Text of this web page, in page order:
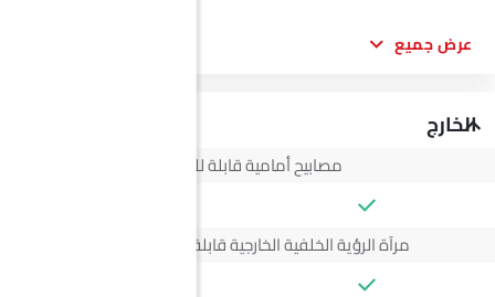
عرض جميع
الخارج
مصابيح أمامية قابلة للتعديل
مرآة الرؤية الخلفية الخارجية قابلة للتعديل كهربائياً